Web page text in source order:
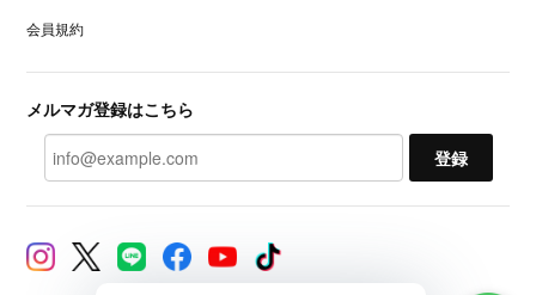
会員規約
メルマガ登録はこちら
登録